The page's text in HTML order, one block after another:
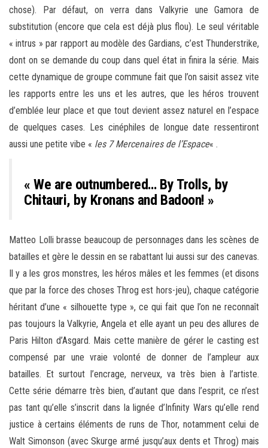
chose). Par défaut, on verra dans Valkyrie une Gamora de
substitution (encore que cela est déjà plus flou). Le seul véritable
« intrus » par rapport au modèle des Gardians, c’est Thunderstrike,
dont on se demande du coup dans quel état in finira la série. Mais
cette dynamique de groupe commune fait que l’on saisit assez vite
les rapports entre les uns et les autres, que les héros trouvent
d’emblée leur place et que tout devient assez naturel en l’espace
de quelques cases. Les cinéphiles de longue date ressentiront
aussi une petite vibe « les 7 Mercenaires de l’Espace« .
« We are outnumbered… By Trolls, by
Chitauri, by Kronans and Badoon! »
Matteo Lolli brasse beaucoup de personnages dans les scènes de
batailles et gère le dessin en se rabattant lui aussi sur des canevas.
Il y a les gros monstres, les héros mâles et les femmes (et disons
que par la force des choses Throg est hors-jeu), chaque catégorie
héritant d’une « silhouette type », ce qui fait que l’on ne reconnaît
pas toujours la Valkyrie, Angela et elle ayant un peu des allures de
Paris Hilton d’Asgard. Mais cette manière de gérer le casting est
compensé par une vraie volonté de donner de l’ampleur aux
batailles. Et surtout l’encrage, nerveux, va très bien à l’artiste.
Cette série démarre très bien, d’autant que dans l’esprit, ce n’est
pas tant qu’elle s’inscrit dans la lignée d’Infinity Wars qu’elle rend
justice à certains éléments de runs de Thor, notamment celui de
Walt Simonson (avec Skurge armé jusqu’aux dents et Throg) mais